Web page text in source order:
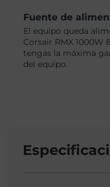
Fuente de
El equipo queda
Corsair RMX 1000W
tengas la máxima
del equipo.